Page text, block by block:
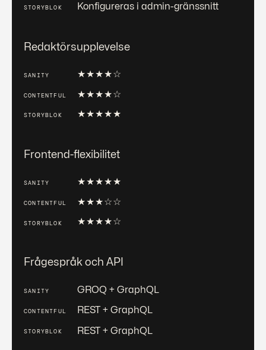
Konfigureras i admin-gränssnitt
Redaktörsupplevelse
★★★★☆
★★★★☆
★★★★★
Frontend-flexibilitet
★★★★★
★★★☆☆
★★★★☆
Frågespråk och API
GROQ + GraphQL
REST + GraphQL
REST + GraphQL